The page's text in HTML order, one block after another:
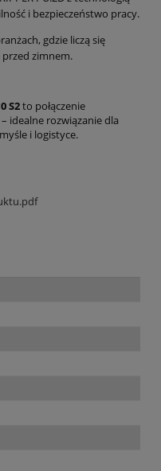
i bezpieczeństwo pracy.
gdzie liczą się
zimnem.
S2to połączenie
idealne rozwiązanie dla
i logistyce.